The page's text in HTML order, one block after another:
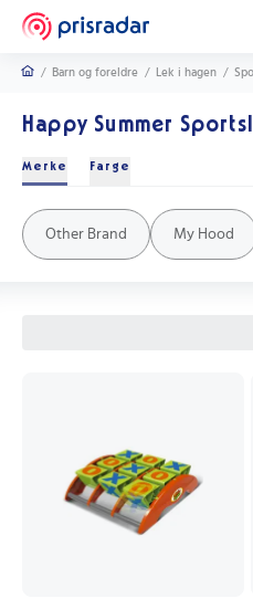
/ Barn og foreldre / Lek i hagen /
Happy Summer
Merke Farge
Other Brand My Hood
Svart
Rød
Blå
Grønn
Gul
Hvit